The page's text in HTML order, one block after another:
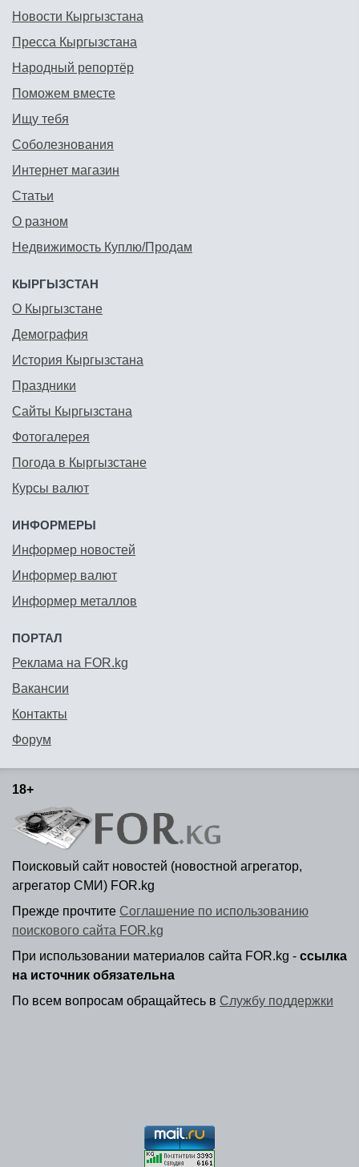
Новости Кыргызстана
Пресса Кыргызстана
Народный репортёр
Поможем вместе
Ищу тебя
Соболезнования
Интернет магазин
Статьи
О разном
Недвижимость Куплю/Продам
КЫРГЫЗСТАН
О Кыргызстане
Демография
История Кыргызстана
Праздники
Сайты Кыргызстана
Фотогалерея
Погода в Кыргызстане
Курсы валют
ИНФОРМЕРЫ
Информер новостей
Информер валют
Информер металлов
ПОРТАЛ
Реклама на FOR.kg
Вакансии
Контакты
Форум
18+
Поисковый сайт новостей (новостной агрегатор,
агрегатор СМИ) FOR.kg
Прежде прочтите Соглашение по использованию
поискового сайта FOR.kg
При использовании материалов сайта FOR.kg - ссылка
на источник обязательна
По всем вопросам обращайтесь в Службу поддержки